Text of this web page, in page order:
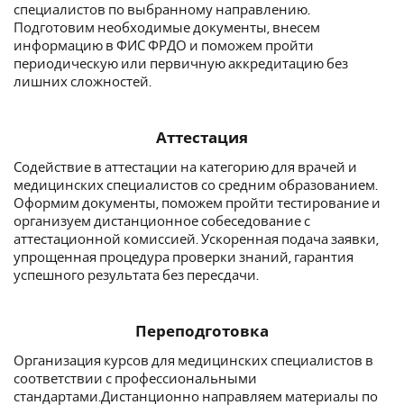
специалистов по выбранному направлению.
Подготовим необходимые документы, внесем
информацию в ФИС ФРДО и поможем пройти
периодическую или первичную аккредитацию без
лишних сложностей.
Аттестация
Содействие в аттестации на категорию для врачей и
медицинских специалистов со средним образованием.
Оформим документы, поможем пройти тестирование и
организуем дистанционное собеседование с
аттестационной комиссией. Ускоренная подача заявки,
упрощенная процедура проверки знаний, гарантия
успешного результата без пересдачи.
Переподготовка
Организация курсов для медицинских специалистов в
соответствии с профессиональными
стандартами.Дистанционно направляем материалы по